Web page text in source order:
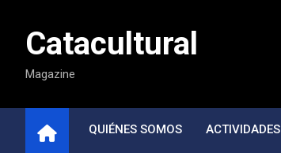
contenidoCatacultural
Magazine
QUIÉNES SOMOS ACTIVIDADES